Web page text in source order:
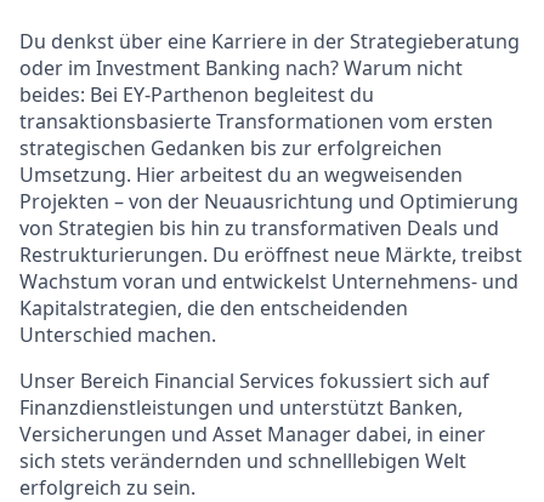
Du denkst über eine Karriere in der Strategieberatung
oder im Investment Banking nach? Warum nicht
beides: Bei EY-Parthenon begleitest du
transaktionsbasierte Transformationen vom ersten
strategischen Gedanken bis zur erfolgreichen
Umsetzung. Hier arbeitest du an wegweisenden
Projekten – von der Neuausrichtung und Optimierung
von Strategien bis hin zu transformativen Deals und
Restrukturierungen. Du eröffnest neue Märkte, treibst
Wachstum voran und entwickelst Unternehmens- und
Kapitalstrategien, die den entscheidenden
Unterschied machen.
Unser Bereich Financial Services fokussiert sich auf
Finanzdienstleistungen und unterstützt Banken,
Versicherungen und Asset Manager dabei, in einer
sich stets verändernden und schnelllebigen Welt
erfolgreich zu sein.